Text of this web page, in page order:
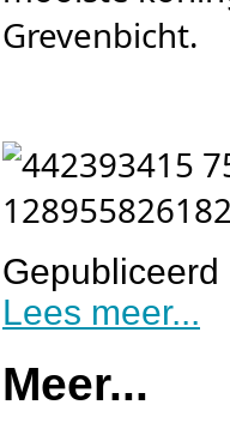
Grevenbicht.
Gepubliceerd
Lees meer...
Meer...